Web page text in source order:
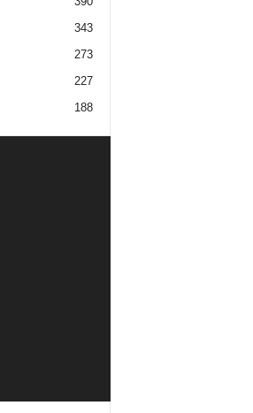
343
273
227
188